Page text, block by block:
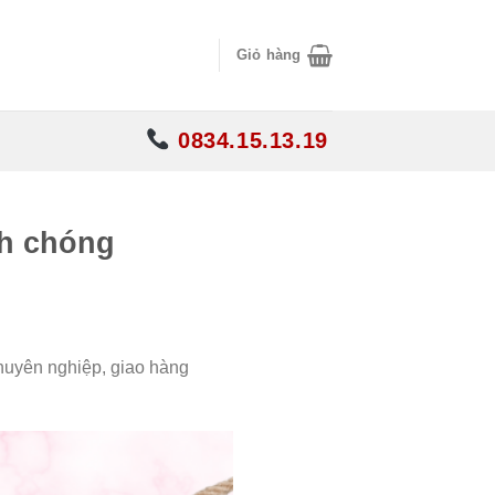
Giỏ hàng
0834.15.13.19
chóng
nghiệp, giao hàng